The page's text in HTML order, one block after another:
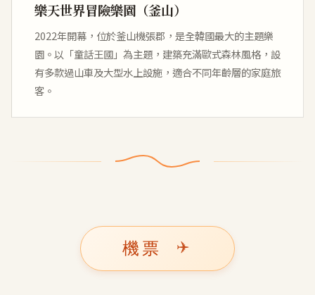
樂天世界冒險樂園（釜山）
2022年開幕，位於釜山機張郡，是全韓國最大的主題樂
園。以「童話王國」為主題，建築充滿歐式森林風格，設
有多款過山車及大型水上設施，適合不同年齡層的家庭旅
客。
機票 ✈️